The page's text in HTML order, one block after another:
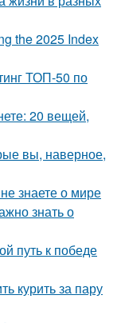
the 2025 Index
ТОП-50 по
20 вещей,
вы, наверное,
знаете о мире
знать о
путь к победе
курить за пару